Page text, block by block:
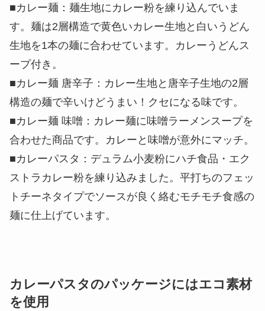
■カレー麺：麺生地にカレー粉を練り込んでいま
す。麺は2層構造で黄色いカレー生地と白いうどん
生地を1本の麺に合わせています。カレーうどんス
ープ付き。
■カレー麺 唐辛子：カレー生地と唐辛子生地の2層
構造の麺で辛いけどうまい！クセになる味です。
■カレー麺 味噌：カレー麺に味噌ラーメンスープを
合わせた商品です。カレーと味噌が意外にマッチ。
■カレーパスタ：デュラム小麦粉にハチ食品・エク
ストラカレー粉を練り込みました。平打ちのフェッ
トチーネタイプでソースが良く絡むモチモチ食感の
麺に仕上げています。
カレーパスタのパッケージにはエコ素材
を使用